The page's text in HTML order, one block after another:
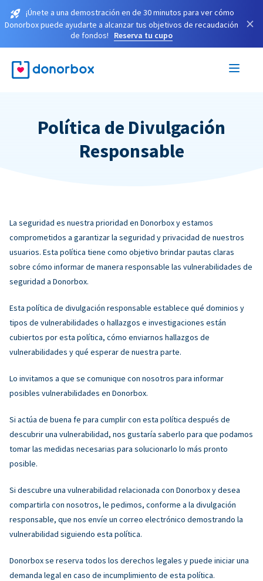
¡Únete a una demostración en de 30 minutos para ver cómo
Donorbox puede ayudarte a alcanzar tus objetivos de recaudación
de fondos!
Reserva tu cupo
×
Política de Divulgación
Responsable
La seguridad es nuestra prioridad en Donorbox y estamos
comprometidos a garantizar la seguridad y privacidad de nuestros
usuarios. Esta política tiene como objetivo brindar pautas claras
sobre cómo informar de manera responsable las vulnerabilidades de
seguridad a Donorbox.
Esta política de divulgación responsable establece qué dominios y
tipos de vulnerabilidades o hallazgos e investigaciones están
cubiertos por esta política, cómo enviarnos hallazgos de
vulnerabilidades y qué esperar de nuestra parte.
Lo invitamos a que se comunique con nosotros para informar
posibles vulnerabilidades en Donorbox.
Si actúa de buena fe para cumplir con esta política después de
descubrir una vulnerabilidad, nos gustaría saberlo para que podamos
tomar las medidas necesarias para solucionarlo lo más pronto
posible.
Si descubre una vulnerabilidad relacionada con Donorbox y desea
compartirla con nosotros, le pedimos, conforme a la divulgación
responsable, que nos envíe un correo electrónico demostrando la
vulnerabilidad siguiendo esta política.
Donorbox se reserva todos los derechos legales y puede iniciar una
demanda legal en caso de incumplimiento de esta política.